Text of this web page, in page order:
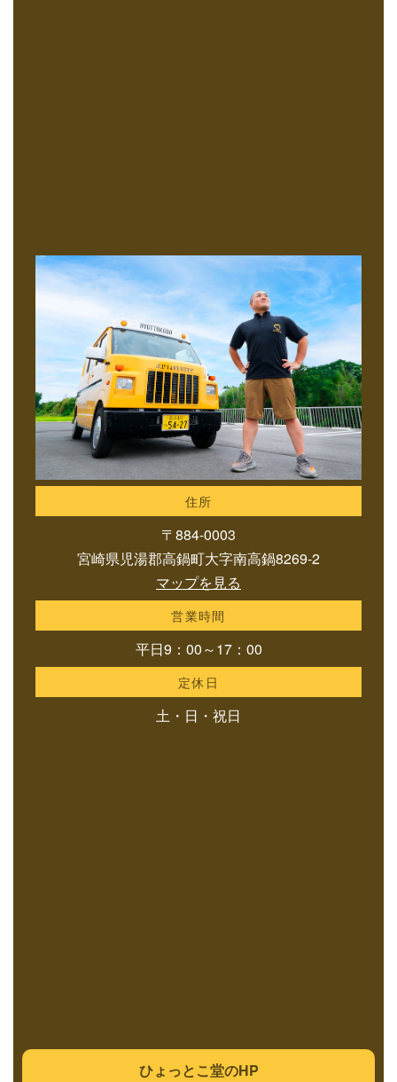
住所
〒884-0003
宮崎県児湯郡高鍋町大字南高鍋8269-2
マップを見る
営業時間
平日9：00～17：00
定休日
土・日・祝日
ひょっとこ堂のHP